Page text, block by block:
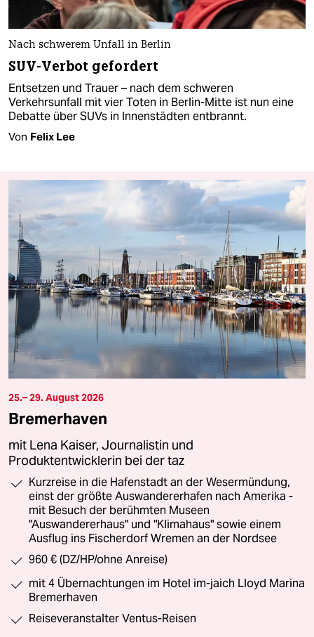
Nach schwerem Unfall in Berlin
SUV-Verbot gefordert
Entsetzen und Trauer – nach dem schweren
Verkehrsunfall mit vier Toten in Berlin-Mitte ist nun eine
Debatte über SUVs in Innenstädten entbrannt.
Von Felix Lee
25.– 29. August 2026
Bremerhaven
mit Lena Kaiser, Journalistin und
Produktentwicklerin bei der taz
Kurzreise in die Hafenstadt an der Wesermündung,
einst der größte Auswandererhafen nach Amerika -
mit Besuch der berühmten Museen
"Auswandererhaus" und "Klimahaus" sowie einem
Ausflug ins Fischerdorf Wremen an der Nordsee
960 € (DZ/HP/ohne Anreise)
mit 4 Übernachtungen im Hotel im-jaich Lloyd Marina
Bremerhaven
Reiseveranstalter Ventus-Reisen